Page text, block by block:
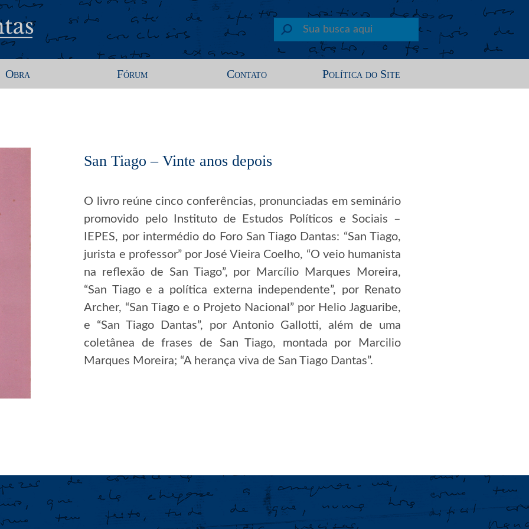
Obra Fórum Contato Política do Site
San Tiago – Vinte anos depois
O livro reúne cinco conferências, pronunciadas em seminário
promovido pelo Instituto de Estudos Políticos e Sociais –
IEPES, por intermédio do Foro San Tiago Dantas: “San Tiago,
jurista e professor” por José Vieira Coelho, “O veio humanista
na reflexão de San Tiago”, por Marcílio Marques Moreira,
“San Tiago e a política externa independente”, por Renato
Archer, “San Tiago e o Projeto Nacional” por Helio Jaguaribe,
e “San Tiago Dantas”, por Antonio Gallotti, além de uma
coletânea de frases de San Tiago, montada por Marcilio
Marques Moreira; “A herança viva de San Tiago Dantas”.